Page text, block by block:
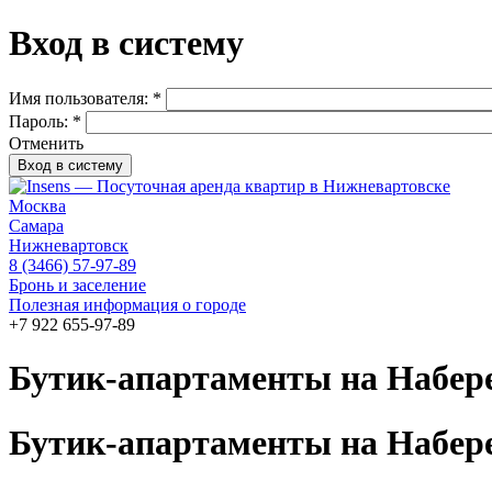
Вход в систему
Имя пользователя: *
Пароль: *
Отменить
Москва
Самара
Нижневартовск
8 (3466) 57-97-89
Бронь и заселение
Полезная информация о городе
+7 922 655-97-89
Бутик-апартаменты на
Бутик-апартаменты на